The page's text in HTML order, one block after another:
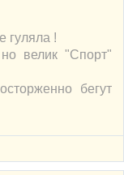
гуляла !
велик "Спорт"
бегут